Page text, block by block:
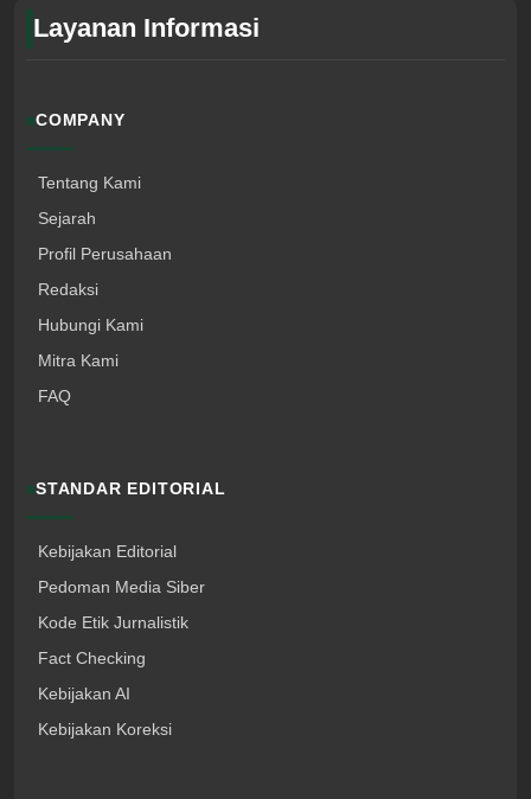
Layanan Informasi
COMPANY
Tentang Kami
Sejarah
Profil Perusahaan
Redaksi
Hubungi Kami
Mitra Kami
FAQ
STANDAR EDITORIAL
Kebijakan Editorial
Pedoman Media Siber
Kode Etik Jurnalistik
Fact Checking
Kebijakan AI
Kebijakan Koreksi